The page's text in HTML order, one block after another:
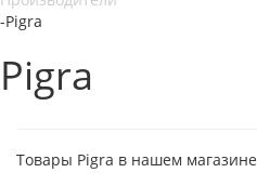
-Pigra
Pigra
Товары Pigra в нашем магазине